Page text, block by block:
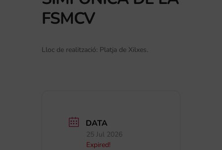
FSMCV
Lloc de realització: Platja de Xilxes.
DATA
25 Jul 2026
Expired!